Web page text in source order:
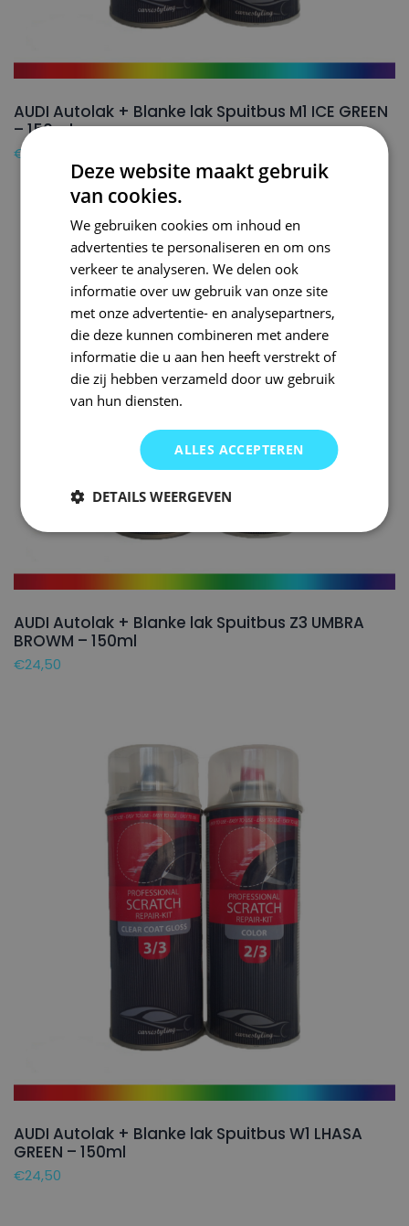
AUDI Autolak + Blanke lak Spuitbus M1 ICE GREEN
– 150ml
€
AUDI Autolak + Blanke lak Spuitbus Z3 UMBRA
BROWM – 150ml
€24,50
AUDI Autolak + Blanke lak Spuitbus W1 LHASA
GREEN – 150ml
€24,50
Deze website maakt gebruik
van cookies.
We gebruiken cookies om inhoud en
advertenties te personaliseren en om ons
verkeer te analyseren. We delen ook
informatie over uw gebruik van onze site
met onze advertentie- en analysepartners,
die deze kunnen combineren met andere
informatie die u aan hen heeft verstrekt of
die zij hebben verzameld door uw gebruik
van hun diensten.
ALLES ACCEPTEREN
DETAILS WEERGEVEN